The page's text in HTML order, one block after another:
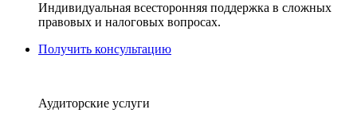
Индивидуальная всесторонняя поддержка в сложных
правовых и налоговых вопросах.
Получить консультацию
Аудиторские услуги